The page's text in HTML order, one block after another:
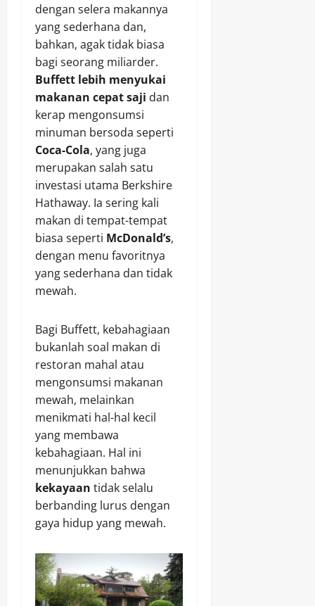
dengan selera makannya
yang sederhana dan,
bahkan, agak tidak biasa
bagi seorang miliarder.
Buffett lebih menyukai
makanan cepat saji dan
kerap mengonsumsi
minuman bersoda seperti
Coca-Cola, yang juga
merupakan salah satu
investasi utama Berkshire
Hathaway. Ia sering kali
makan di tempat-tempat
biasa seperti McDonald’s,
dengan menu favoritnya
yang sederhana dan tidak
mewah.
Bagi Buffett, kebahagiaan
bukanlah soal makan di
restoran mahal atau
mengonsumsi makanan
mewah, melainkan
menikmati hal-hal kecil
yang membawa
kebahagiaan. Hal ini
menunjukkan bahwa
kekayaan tidak selalu
berbanding lurus dengan
gaya hidup yang mewah.